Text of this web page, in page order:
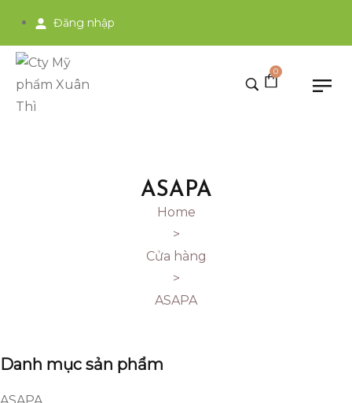
Đăng nhập
0
ASAPA
Home
>
Cửa hàng
>
ASAPA
Danh mục sản phẩm